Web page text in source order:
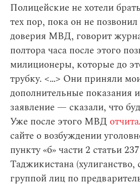
Полицейские не хотели
тех пор, пока он не
доверия МВД, говорит
полтора часа после этого
милиционеры, которые до
трубку. <…> Они приняли
дополнительные показания
заявление — сказали, что
Уже после этого МВД
сайте о возбуждении
пункту «б» части 2 статьи
Таджикистана
группой лиц по